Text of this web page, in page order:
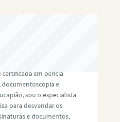
certificada em perícia
documentoscopia e
sou o especialista
para desvendar os
e documentos,